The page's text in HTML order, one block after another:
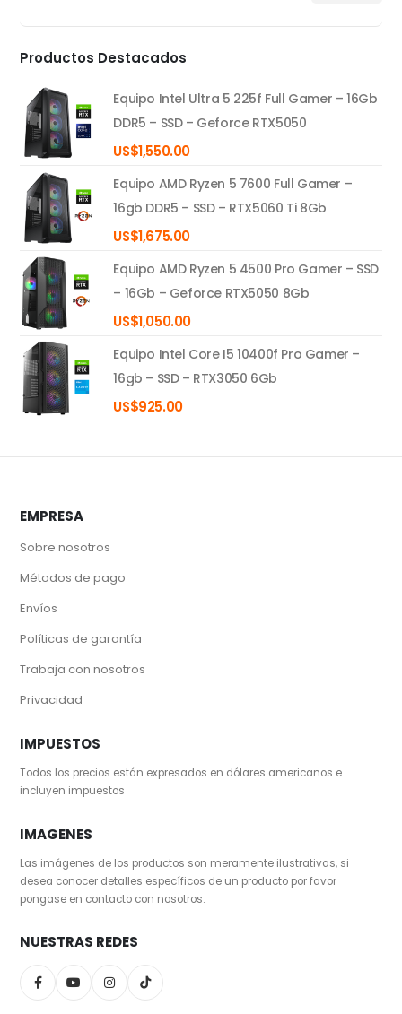
mínimo
máximo
Productos Destacados
Equipo Intel Ultra 5 225f Full Gamer – 16Gb
DDR5 – SSD – Geforce RTX5050
US$1,550.00
Equipo AMD Ryzen 5 7600 Full Gamer –
16gb DDR5 – SSD – RTX5060 Ti 8Gb
US$1,675.00
Equipo AMD Ryzen 5 4500 Pro Gamer – SSD
– 16Gb – Geforce RTX5050 8Gb
US$1,050.00
Equipo Intel Core I5 10400f Pro Gamer –
16gb – SSD – RTX3050 6Gb
US$925.00
EMPRESA
Sobre nosotros
Métodos de pago
Envíos
Políticas de garantía
Trabaja con nosotros
Privacidad
IMPUESTOS
Todos los precios están expresados en dólares americanos e
incluyen impuestos
IMAGENES
Las imágenes de los productos son meramente ilustrativas, si
desea conocer detalles específicos de un producto por favor
pongase en contacto con nosotros.
NUESTRAS REDES